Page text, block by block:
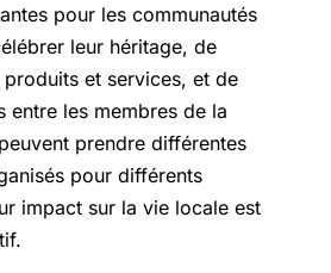
pour les communautés
leur héritage, de
et services, et de
entre les membres de la
prendre différentes
pour différents
impact sur la vie locale est